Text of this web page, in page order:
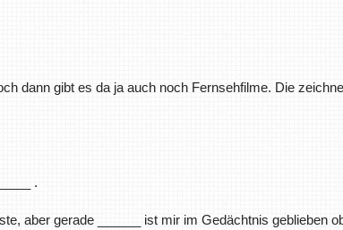
dann gibt es da ja auch noch Fernsehfilme. Die
.
aber gerade ______ ist mir im Gedächtnis geblieben